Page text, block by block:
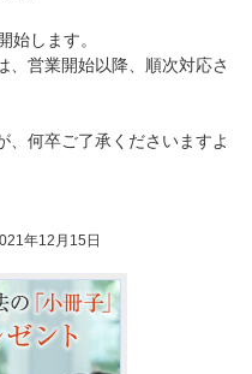
始します。
、営業開始以降、順次対応さ
、何卒ご了承くださいますよ
年12月15日